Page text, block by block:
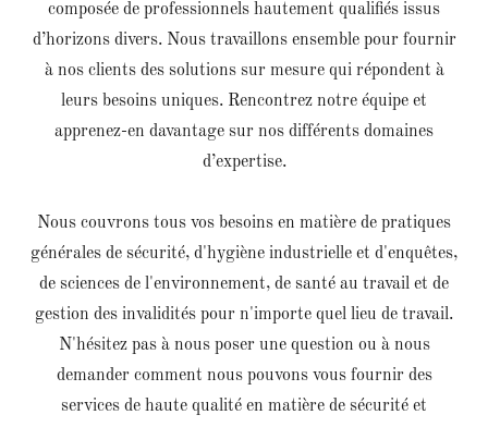
composée de professionnels hautement qualifiés issus
d’horizons divers. Nous travaillons ensemble pour fournir
à nos clients des solutions sur mesure qui répondent à
leurs besoins uniques. Rencontrez notre équipe et
apprenez-en davantage sur nos différents domaines
d’expertise.
Nous couvrons tous vos besoins en matière de pratiques
générales de sécurité, d'hygiène industrielle et d'enquêtes,
de sciences de l'environnement, de santé au travail et de
gestion des invalidités pour n'importe quel lieu de travail.
N'hésitez pas à nous poser une question ou à nous
demander comment nous pouvons vous fournir des
services de haute qualité en matière de sécurité et